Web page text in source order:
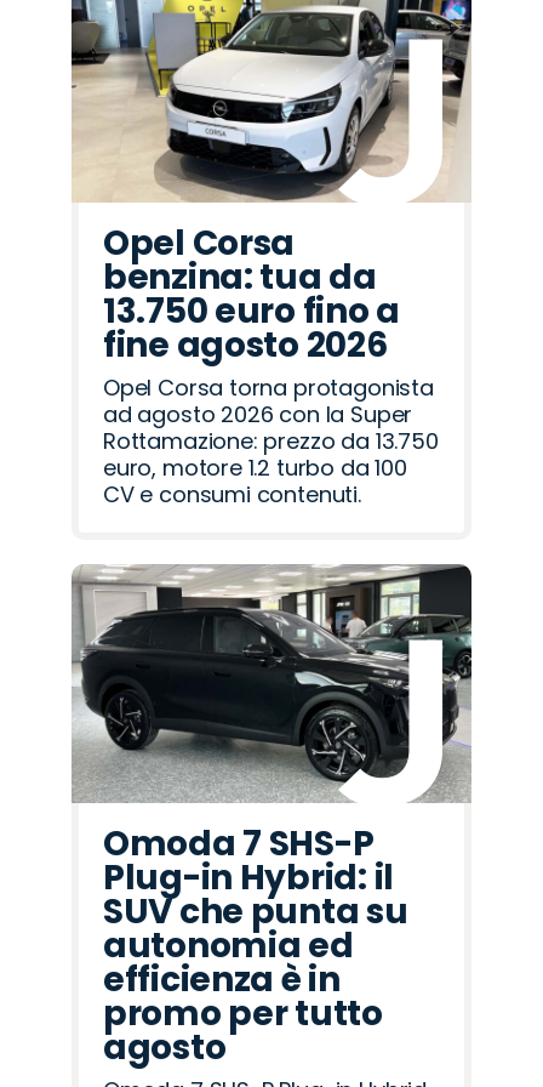
Abarth
Lancia
Cupra
Peugeot
Fiat
Opel
Jeep
Seat
Omoda
Citroën
Alfa
Romeo
Land
Rover
Mazda
Hyundai
Jaecoo
Opel Corsa
benzina: tua da
13.750 euro fino a
fine agosto 2026
Opel Corsa torna protagonista
ad agosto 2026 con la Super
Rottamazione: prezzo da 13.750
euro, motore 1.2 turbo da 100
CV e consumi contenuti.
Omoda 7 SHS-P
Plug-in Hybrid: il
SUV che punta su
autonomia ed
efficienza è in
promo per tutto
agosto